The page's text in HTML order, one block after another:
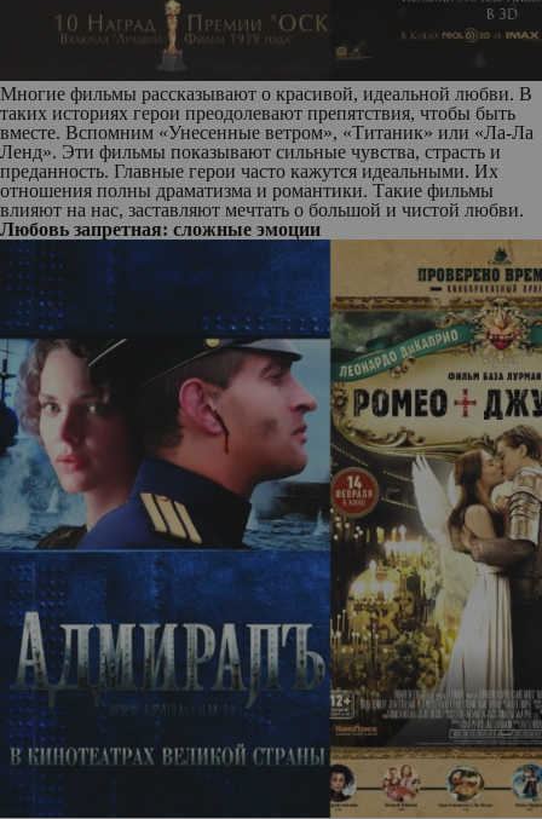
Многие фильмы рассказывают о красивой, идеальной любви. В
таких историях герои преодолевают препятствия, чтобы быть
вместе. Вспомним «Унесенные ветром», «Титаник» или «Ла-Ла
Ленд». Эти фильмы показывают сильные чувства, страсть и
преданность. Главные герои часто кажутся идеальными. Их
отношения полны драматизма и романтики. Такие фильмы
влияют на нас, заставляют мечтать о большой и чистой любви.
Любовь запретная: сложные эмоции